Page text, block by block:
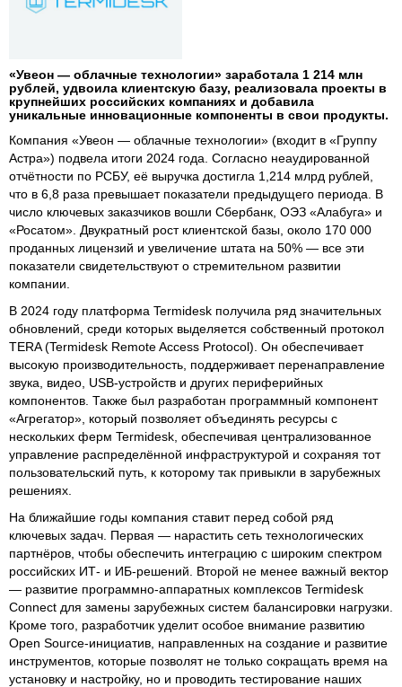
«Увеон — облачные технологии» заработала 1 214 млн
рублей, удвоила клиентскую базу, реализовала проекты в
крупнейших российских компаниях и добавила
уникальные инновационные компоненты в свои продукты.
Компания «Увеон — облачные технологии» (входит в «Группу
Астра») подвела итоги 2024 года. Согласно неаудированной
отчётности по РСБУ, её выручка достигла 1,214 млрд рублей,
что в 6,8 раза превышает показатели предыдущего периода. В
число ключевых заказчиков вошли Сбербанк, ОЭЗ «Алабуга» и
«Росатом». Двукратный рост клиентской базы, около 170 000
проданных лицензий и увеличение штата на 50% — все эти
показатели свидетельствуют о стремительном развитии
компании.
В 2024 году платформа Termidesk получила ряд значительных
обновлений, среди которых выделяется собственный протокол
TERA (Termidesk Remote Access Protocol). Он обеспечивает
высокую производительность, поддерживает перенаправление
звука, видео, USB-устройств и других периферийных
компонентов. Также был разработан программный компонент
«Агрегатор», который позволяет объединять ресурсы с
нескольких ферм Termidesk, обеспечивая централизованное
управление распределённой инфраструктурой и сохраняя тот
пользовательский путь, к которому так привыкли в зарубежных
решениях.
На ближайшие годы компания ставит перед собой ряд
ключевых задач. Первая — нарастить сеть технологических
партнёров, чтобы обеспечить интеграцию с широким спектром
российских ИТ- и ИБ-решений. Второй не менее важный вектор
— развитие программно-аппаратных комплексов Termidesk
Connect для замены зарубежных систем балансировки нагрузки.
Кроме того, разработчик уделит особое внимание развитию
Open Source-инициатив, направленных на создание и развитие
инструментов, которые позволят не только сокращать время на
установку и настройку, но и проводить тестирование наших